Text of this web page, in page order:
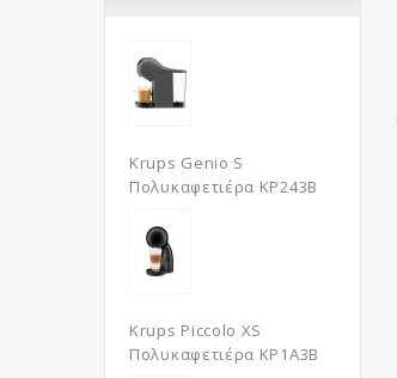
Krups Genio S
Πολυκαφετιέρα KP243B
Krups Piccolo XS
Πολυκαφετιέρα KP1A3B